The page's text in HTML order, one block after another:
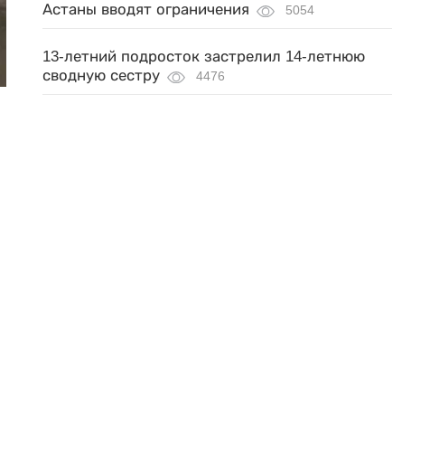
Астаны вводят ограничения
5054
13-летний подросток застрелил 14-летнюю
сводную сестру
4476